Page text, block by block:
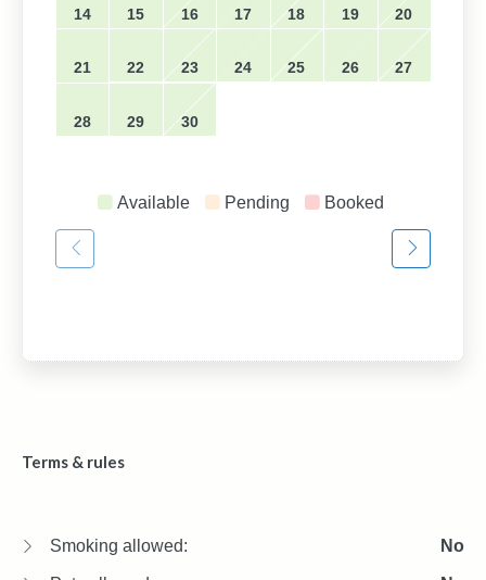
14 15 16 17 18 19 20
21 22 23 24 25 26 27
28 29 30
Available Pending Booked
Terms & rules
Smoking allowed: No